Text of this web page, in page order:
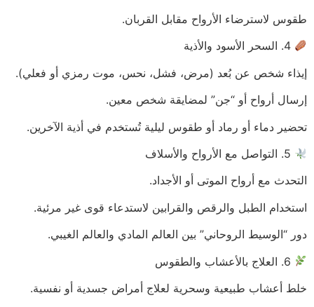
طقوس لاسترضاء الأرواح مقابل القربان.
4. السحر الأسود والأذية
إيذاء شخص عن بُعد (مرض، فشل، نحس، موت رمزي أو فعلي).
إرسال أرواح أو “جن” لمضايقة شخص معين.
تحضير دماء أو رماد أو طقوس ليلية تُستخدم في أذية الآخرين.
التحدث مع أرواح الموتى أو الأجداد.
استخدام الطبل والرقص والقرابين لاستدعاء قوى غير مرئية.
دور “الوسيط الروحاني” بين العالم المادي والعالم الغيبي.
خلط أعشاب طبيعية وسحرية لعلاج أمراض جسدية أو نفسية.